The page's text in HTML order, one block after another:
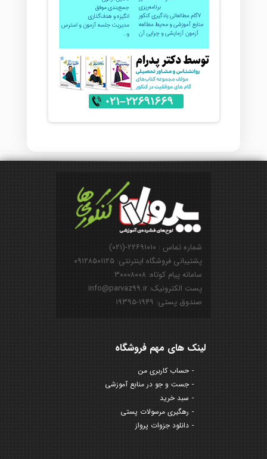
شماره تماس : ۲۲۶۹۱۰۱۰-(۰۲۱)
پشتیبانی فروشگاه اینترنتی: ۰۹۱۲۸۵۰۱۱۲۵
سامانه پیام کوتاه: ۳۰۰۰۸۰۰۸
پست الکترونیک: info@parvaz99.ir
صندوق پستی: ۱۹۴۹-۱۹۳۹۵
لینک های مهم فروشگاه
حساب کاربری من
جست و جو در منابع آموزشی
سبد خرید
رهگیری مرسولات پستی
دانلود جزوات پرواز